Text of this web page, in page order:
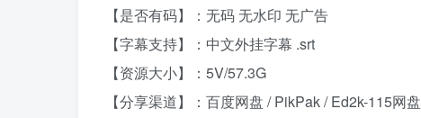
【是否有码】：无码 无水印 无广告
【字幕支持】：中文外挂字幕 .srt
【资源大小】：5V/57.3G
【分享渠道】：百度网盘 / PikPak / Ed2k-115网盘